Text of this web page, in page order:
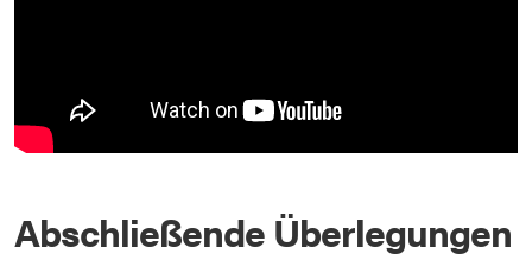
Abschließende Überlegungen